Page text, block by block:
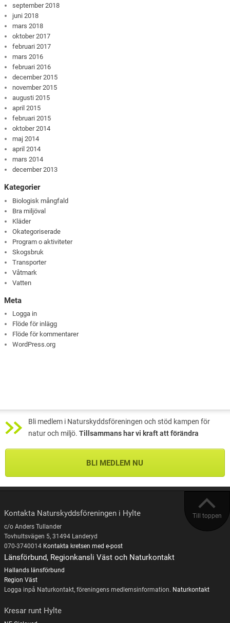
september 2018
juni 2018
mars 2018
oktober 2017
februari 2017
mars 2016
februari 2016
december 2015
november 2015
augusti 2015
april 2015
februari 2015
oktober 2014
maj 2014
april 2014
mars 2014
december 2013
Kategorier
Biologisk mångfald
Bra miljöval
Kläder
Okategoriserade
Program o aktiviteter
Skogsbruk
Transporter
Våtmark
Vatten
Meta
Logga in
Flöde för inlägg
Flöde för kommentarer
WordPress.org
Bli medlem i Naturskyddsföreningen och stöd kampen för
natur och miljö. Tillsammans har vi kraft att förändra
BLI MEDLEM NU
Till toppen
Kontakta Naturskyddsföreningen i Hylte
c/o Anders Tullander
Tovhultsvägen 5, 31494 Landeryd
070-3740014 Kontakta kretsen med e-post
Länsförbund, Regionkansli Väst och Naturkontakt
Hallands länsförbund
Region Väst
Logga inpå Naturkontakt, föreningens medlemsinformation. Naturkontakt
Kresar runt Hylte